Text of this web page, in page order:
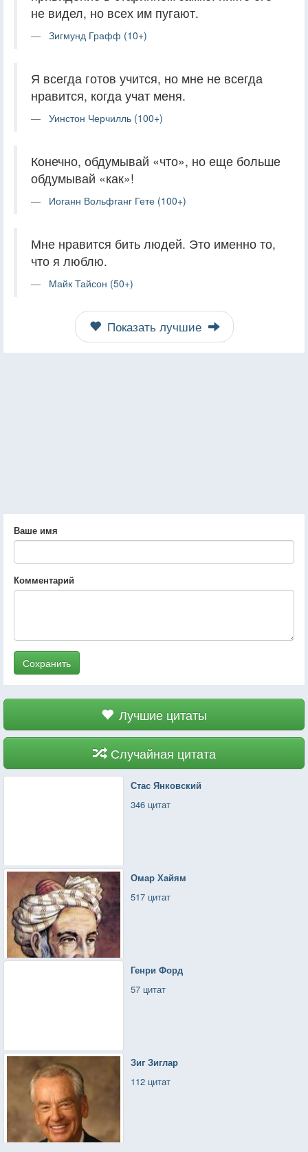
не видел, но всех им пугают.
Зигмунд Графф (10+)
Я всегда готов учится, но мне не всегда
нравится, когда учат меня.
Уинстон Черчилль (100+)
Конечно, обдумывай «что», но еще больше
обдумывай «как»!
Иоганн Вольфганг Гете (100+)
Мне нравится бить людей. Это именно то,
что я люблю.
Майк Тайсон (50+)
Показать лучшие
Ваше имя
Комментарий
Сохранить
Лучшие цитаты
Случайная цитата
Стас Янковский
346 цитат
Омар Хайям
517 цитат
Генри Форд
57 цитат
Зиг Зиглар
112 цитат